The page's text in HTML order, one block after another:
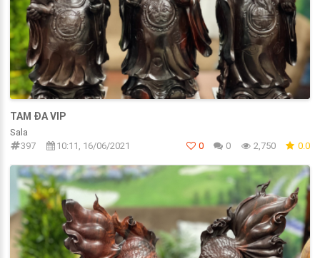
TAM ĐA VIP
Sala
397
10:11, 16/06/2021 0 0 2,750 0.0